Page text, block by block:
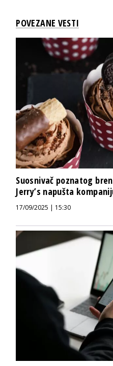
POVEZANE VESTI
Suosnivač poznatog
Jerry’s napušta
17/09/2025 | 15:30